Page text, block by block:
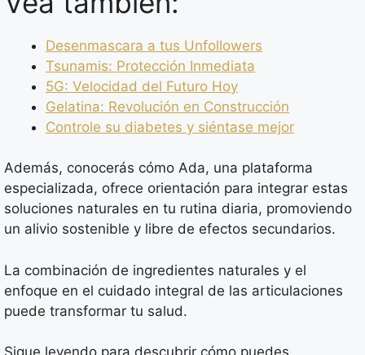
Desenmascara a tus Unfollowers
Tsunamis: Protección Inmediata
5G: Velocidad del Futuro Hoy
Gelatina: Revolución en Construcción
Controle su diabetes y siéntase mejor
Además, conocerás cómo Ada, una plataforma
especializada, ofrece orientación para integrar estas
soluciones naturales en tu rutina diaria, promoviendo
un alivio sostenible y libre de efectos secundarios.
La combinación de ingredientes naturales y el
enfoque en el cuidado integral de las articulaciones
puede transformar tu salud.